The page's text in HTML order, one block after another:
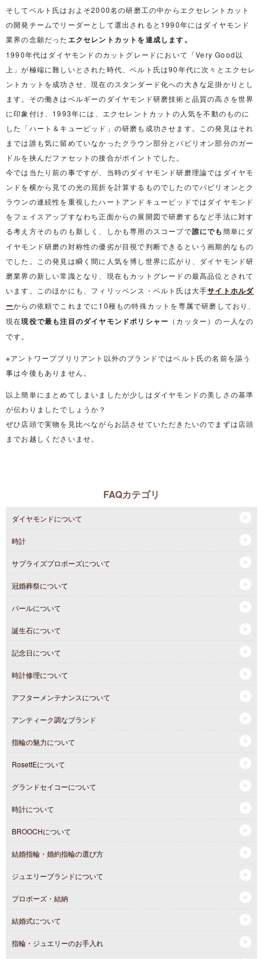
そしてベルト氏はおよそ2000名の研磨工の中からエクセレントカット
の開発チームでリーダーとして選出されると1990年にはダイヤモンド
業界の念願だった エクセレントカットを達成します。
1990年代はダイヤモンドのカットグレードにおいて「Very Good以
上」が極端に難しいとされた時代、ベルト氏は90年代に次々とエクセレ
ントカットを成功させ、現在のスタンダード化への大きな足掛かりとし
ます。その働きはベルギーのダイヤモンド研磨技術と品質の高さを世界
に印象付け、1993年には、エクセレントカットの人気を不動のものに
した「ハート＆キューピッド」の研磨も成功させます。この発見はそれ
までは誰も気に留めていなかったクラウン部分とパビリオン部分のガー
ドルを挟んだファセットの接合がポイントでした。
今では当たり前の事ですが、当時のダイヤモンド研磨理論ではダイヤモ
ンドを横から見ての光の屈折を計算するものでしたのでパビリオンとク
ラウンの連続性を重視したハートアンドキューピッドではダイヤモンド
をフェイスアップすなわち正面からの展開図で研磨するなど手法に対す
る考え方そのものも新しく、しかも専用のスコープで誰にでも簡単にダ
イヤモンド研磨の対称性の優劣が目視で判断できるという画期的なもの
でした。この発見は瞬く間に人気を博し世界に広がり、ダイヤモンド研
磨業界の新しい常識となり、現在もカットグレードの最高品位とされて
います。このほかにも、フィリッペンス・ベルト氏は大手サイトホルダ
ーからの依頼でこれまでに10種もの特殊カットを専属で研磨しており、
現在現役で最も注目のダイヤモンドポリシャー （カッター）の一人なの
です。
※アントワープブリリアント以外のブランドではベルト氏の名前を謳う
事は今後もありません。
以上簡単にまとめてしまいましたが少しはダイヤモンドの美しさの基準
が伝わりましたでしょうか？
ぜひ店頭で実物を見比べながらお話させていただきたいのでまずは店頭
までお越しくださいませ。
FAQカテゴリ
ダイヤモンドについて
時計
サプライズプロポーズについて
冠婚葬祭について
パールについて
誕生石について
記念日について
時計修理について
アフターメンテナンスについて
アンティーク調なブランド
指輪の魅力について
RosettEについて
グランドセイコーについて
時計について
BROOCHについて
結婚指輪・婚約指輪の選び方
ジュエリーブランドについて
プロポーズ・結納
結婚式について
指輪・ジュエリーのお手入れ